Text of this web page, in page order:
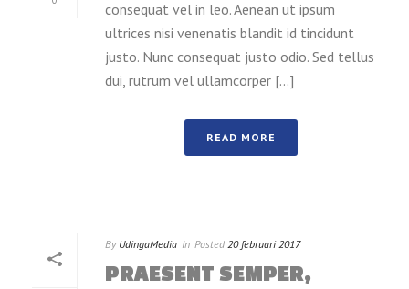
consequat vel in leo. Aenean ut ipsum
ultrices nisi venenatis blandit id tincidunt
justo. Nunc consequat justo odio. Sed tellus
dui, rutrum vel ullamcorper [...]
READ MORE
By UdingaMedia In Posted 20 februari 2017
PRAESENT SEMPER,